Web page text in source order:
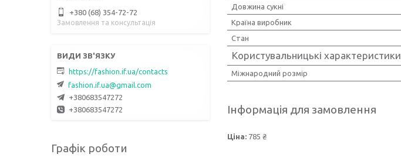
Довжина сукні
Країна виробник
Стан
Користувальницькі характеристики
Міжнародний розмір
Інформація для замовлення
Ціна: 785 ₴
+380 (68) 354-72-72
Замовлення та консультація
https://fashion.if.ua/contacts
fashion.if.ua@gmail.com
+380683547272
+380683547272
Графік роботи